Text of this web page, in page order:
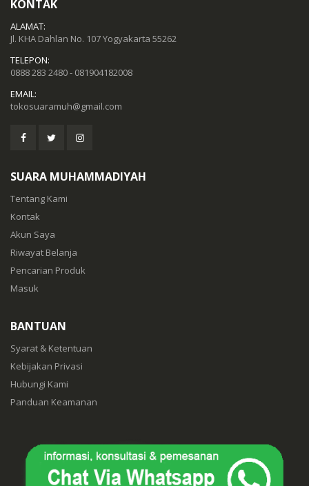
KONTAK
ALAMAT:
Jl. KHA Dahlan No. 107 Yogyakarta 55262
TELEPON:
0888 283 2480 - 081904182008
EMAIL:
tokosuaramuh@gmail.com
SUARA MUHAMMADIYAH
Tentang Kami
Kontak
Akun Saya
Riwayat Belanja
Pencarian Produk
Masuk
BANTUAN
Syarat & Ketentuan
Kebijakan Privasi
Hubungi Kami
Panduan Keamanan